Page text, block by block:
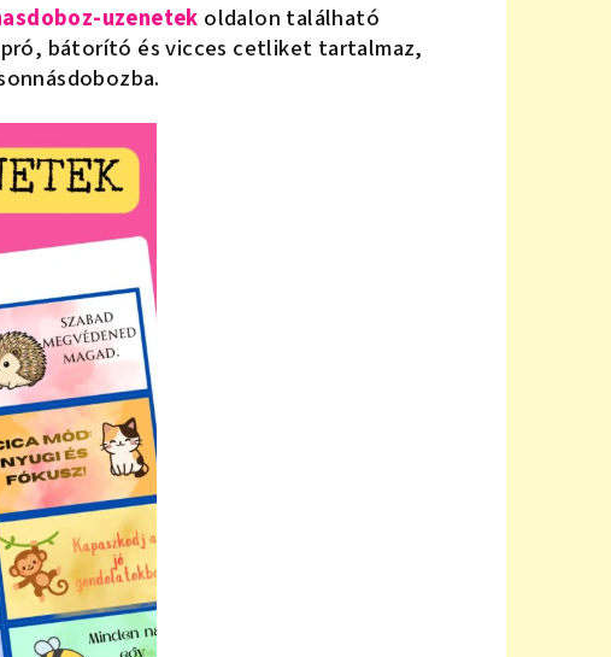
uzenetek oldalon található
bátorító és vicces cetliket tartalmaz,